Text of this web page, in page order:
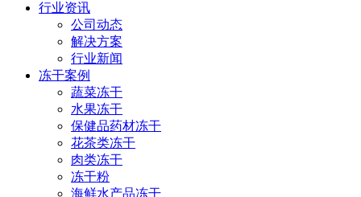
行业资讯
公司动态
解决方案
行业新闻
冻干案例
蔬菜冻干
水果冻干
保健品药材冻干
花茶类冻干
肉类冻干
冻干粉
海鲜水产品冻干